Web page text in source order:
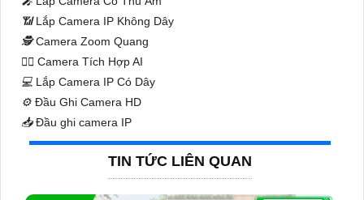
📶Lắp Camera IP Không Dây
🕵️Camera Zoom Quang
🧛‍♀️ Camera Tích Hợp AI
💻 Lắp Camera IP Có Dây
⚙️ Đầu Ghi Camera HD
📥Đầu ghi camera IP
TIN TỨC LIÊN QUAN